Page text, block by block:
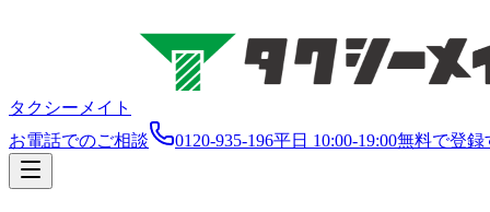
タクシーメイト
お電話でのご相談
0120-935-196平日 10:00-19:00無料で登録